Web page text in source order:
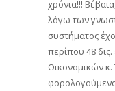
χρόνια!!!
λόγω των
συστήματος
περίπου 48
Οικονομικών